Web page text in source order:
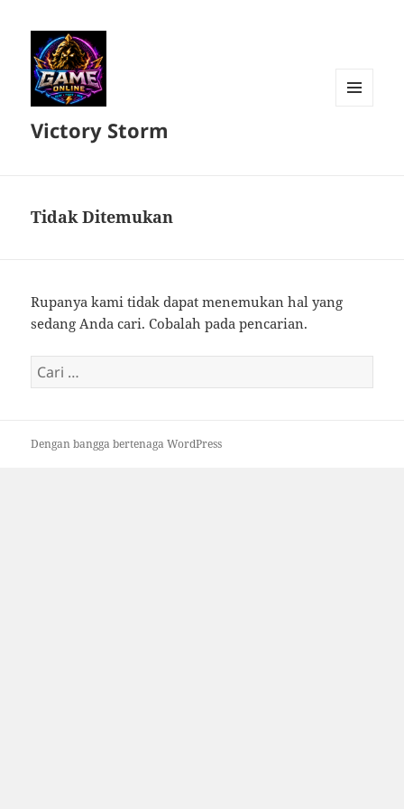
Victory Storm
Tidak Ditemukan
Rupanya kami tidak dapat menemukan hal yang
sedang Anda cari. Cobalah pada pencarian.
Cari
untuk:
Dengan bangga bertenaga WordPress